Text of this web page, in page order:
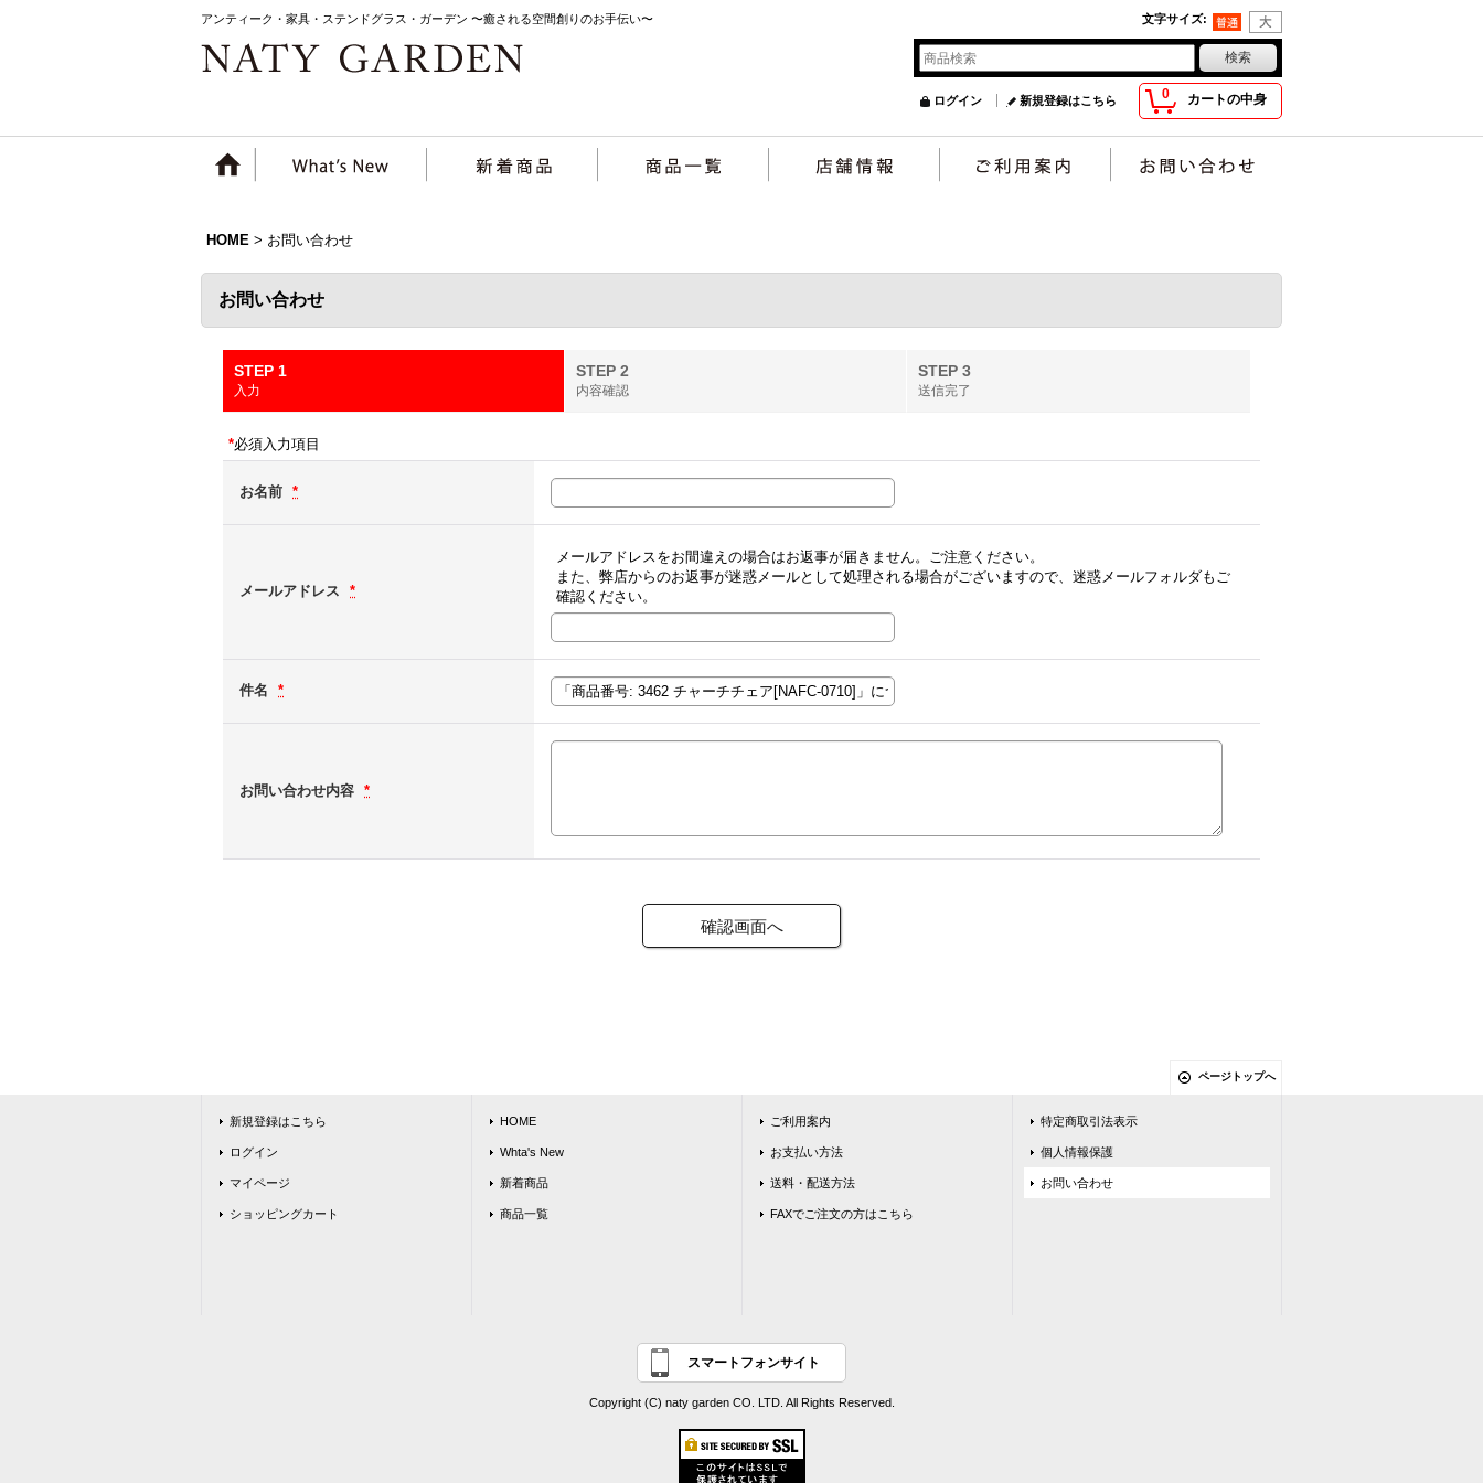
アンティーク・家具・ステンドグラス・ガーデン 〜癒される空間創りのお手伝い〜 文字サイズ:
0 カートの中身
ログイン 新規登録はこちら
HOME > お問い合わせ
お問い合わせ
STEP 1
入力
STEP 2
内容確認
STEP 3
送信完了
*必須入力項目
お名前 *
メールアドレス *
メールアドレスをお間違えの場合はお返事が届きません。ご注意ください。
また、弊店からのお返事が迷惑メールとして処理される場合がございますので、迷惑メールフォルダもご
確認ください。
件名 *
お問い合わせ内容 *
ページトップへ
新規登録はこちら
ログイン
マイページ
ショッピングカート
HOME
Whta's New
新着商品
商品一覧
ご利用案内
お支払い方法
送料・配送方法
FAXでご注文の方はこちら
特定商取引法表示
個人情報保護
お問い合わせ
スマートフォンサイト
Copyright (C) naty garden CO. LTD. All Rights Reserved.